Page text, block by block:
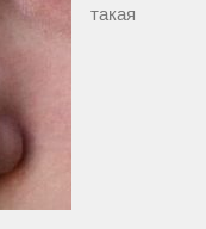
такая